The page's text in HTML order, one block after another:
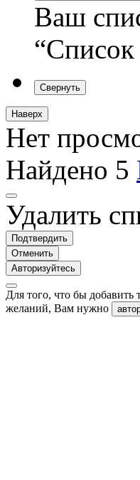
Ваш
“Список
Свернуть
Наверх
Нет
Найдено 5
Удалить
Подтвердить
Отменить
Авторизуйтесь
Для того, что бы добавить
желаний, Вам нужно